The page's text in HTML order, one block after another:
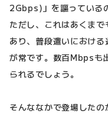
2Gbps)」を謳っている
ただし、これはあくま
あり、普段遣いにおけ
が常です。数百Mbpsも
られるでしょう。
そんななかで登場した